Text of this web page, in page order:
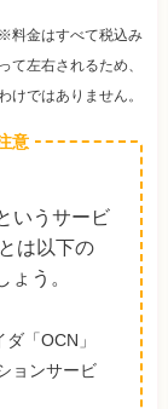
※料金はすべて税込み
左右されるため、
けではありません。
意
いうサービ
は以下の
う。
「OCN」
ョンサービ